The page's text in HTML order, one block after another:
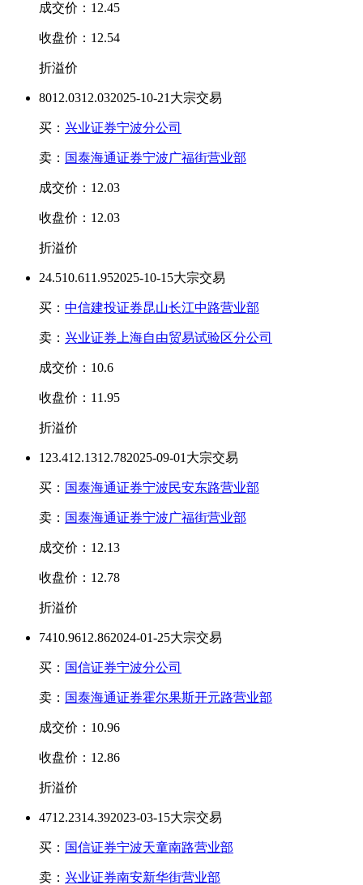
成交价：12.45
收盘价：12.54
折溢价
8012.0312.032025-10-21大宗交易
买： 兴业证券宁波分公司
卖： 国泰海通证券宁波广福街营业部
成交价：12.03
收盘价：12.03
折溢价
24.510.611.952025-10-15大宗交易
买： 中信建投证券昆山长江中路营业部
卖： 兴业证券上海自由贸易试验区分公司
成交价：10.6
收盘价：11.95
折溢价
123.412.1312.782025-09-01大宗交易
买： 国泰海通证券宁波民安东路营业部
卖： 国泰海通证券宁波广福街营业部
成交价：12.13
收盘价：12.78
折溢价
7410.9612.862024-01-25大宗交易
买： 国信证券宁波分公司
卖： 国泰海通证券霍尔果斯开元路营业部
成交价：10.96
收盘价：12.86
折溢价
4712.2314.392023-03-15大宗交易
买： 国信证券宁波天童南路营业部
卖： 兴业证券南安新华街营业部